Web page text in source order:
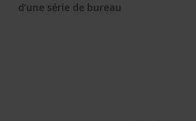
d’une série de bureau